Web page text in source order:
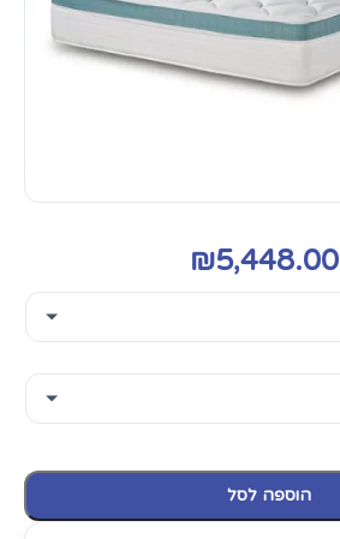
₪5,448.00
הוספה לסל